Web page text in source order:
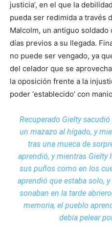
justicia’, en el que la
pueda ser redimida a través
Malcolm, un antiguo
días previos a su llegada.
no puede ser vengado, ya
del celador que se
la oposición frente a la
poder ‘establecido’ con
Recuperado Gielty
un mazazo al hígado, y
tras una mueca de
aprendió, y mientras Gielty
sus puños como en los
aprendió que estaba solo,
sonaban en la tarde
memoria, el pueblo
debía pelear